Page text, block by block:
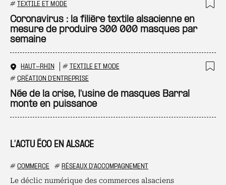
L’ACTU ÉCO EN ALSACE
# COMMERCE # RÉSEAUX D'ACCOMPAGNEMENT
Le déclic numérique des commerces alsaciens
# TEXTILE ET MODE
Coronavirus : la filière textile alsacienne en
mesure de produire 300 000 masques par
semaine
HAUT-RHIN # TEXTILE ET MODE
# CRÉATION D'ENTREPRISE
Née de la crise, l'usine de masques Barral
monte en puissance